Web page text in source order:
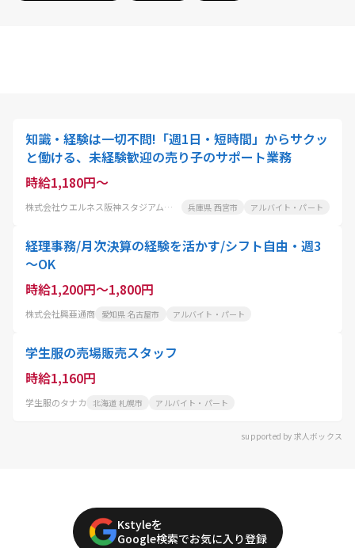
知識・経験は一切不問!「週1日・短時間」からサクッ
と働ける、未経験歓迎の売り子のサポート業務
時給1,180円～
株式会社ウエルネス阪神スタジアム事業部フードサービス事業課 兵庫県 西宮市 アルバイト・パート
経理事務/月次決算の経験を活かす/シフト自由・週3
～OK
時給1,200円～1,800円
株式会社興亜通商 愛知県 名古屋市 アルバイト・パート
学生服の売場販売スタッフ
時給1,160円
学生服のタナカ 北海道 札幌市 アルバイト・パート
supported by 求人ボックス
Kstyleを
Google検索でお気に入り登録